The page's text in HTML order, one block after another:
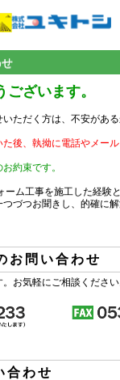
ざいます。
ただく方は、不安がある
た後、執拗に電話やメー
約束です。
ーム工事を施工した経験
づつお聞きし、的確に解
お問い合わせ
お気軽にご相談ください
合わせ